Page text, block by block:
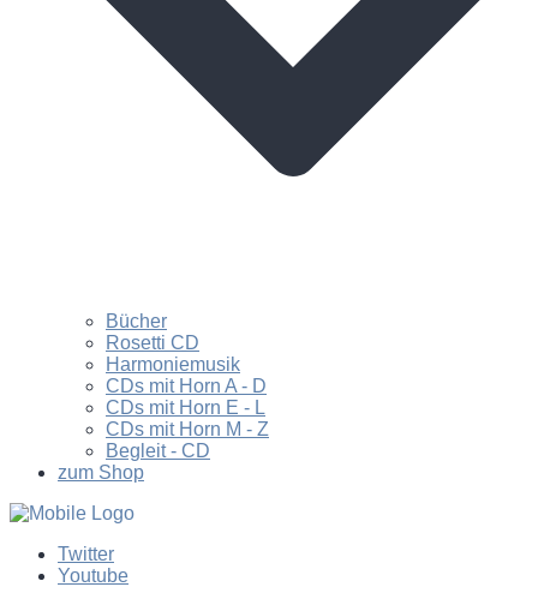
Bücher
Rosetti CD
Harmoniemusik
CDs mit Horn A - D
CDs mit Horn E - L
CDs mit Horn M - Z
Begleit - CD
zum Shop
Twitter
Youtube